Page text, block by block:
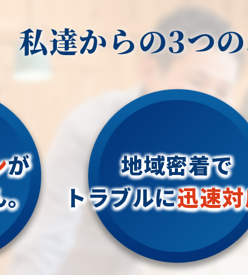
私達からの3つ
が
。
地域密着で
トラブルに迅速対